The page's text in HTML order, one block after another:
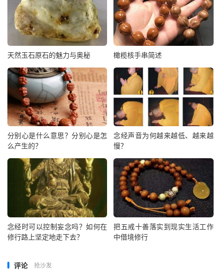
天然玉石原石的魅力与奥秘 橄榄核手串简述
分别心是什么意思？分别心是怎
么产生的？
念经声音为何越来越低、越来越
慢？
念经时可以控制妄念吗？如何在
修行路上坚定地走下去？
把五戒十善落实到现实生活工作
中借境修行
评论 抢沙发